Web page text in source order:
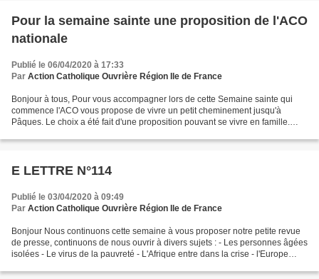
Pour la semaine sainte une proposition de l'ACO
nationale
Publié le 06/04/2020 à 17:33
Par Action Catholique Ouvrière Région Ile de France
Bonjour à tous, Pour vous accompagner lors de cette Semaine sainte qui
commence l'ACO vous propose de vivre un petit cheminement jusqu'à
Pâques. Le choix a été fait d'une proposition pouvant se vivre en famille.
E LETTRE N°114
Publié le 03/04/2020 à 09:49
Par Action Catholique Ouvrière Région Ile de France
Bonjour Nous continuons cette semaine à vous proposer notre petite revue
de presse, continuons de nous ouvrir à divers sujets : - Les personnes âgées
isolées - Le virus de la pauvreté - L'Afrique entre dans la crise - l'Europe